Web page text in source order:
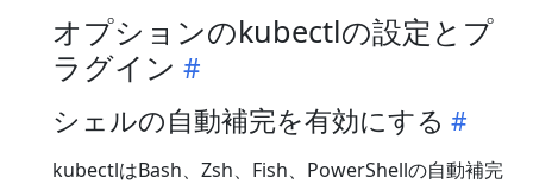
オプションのkubectlの設定とプ
ラグイン
シェルの自動補完を有効にする
kubectlはBash、Zsh、Fish、PowerShellの自動補完